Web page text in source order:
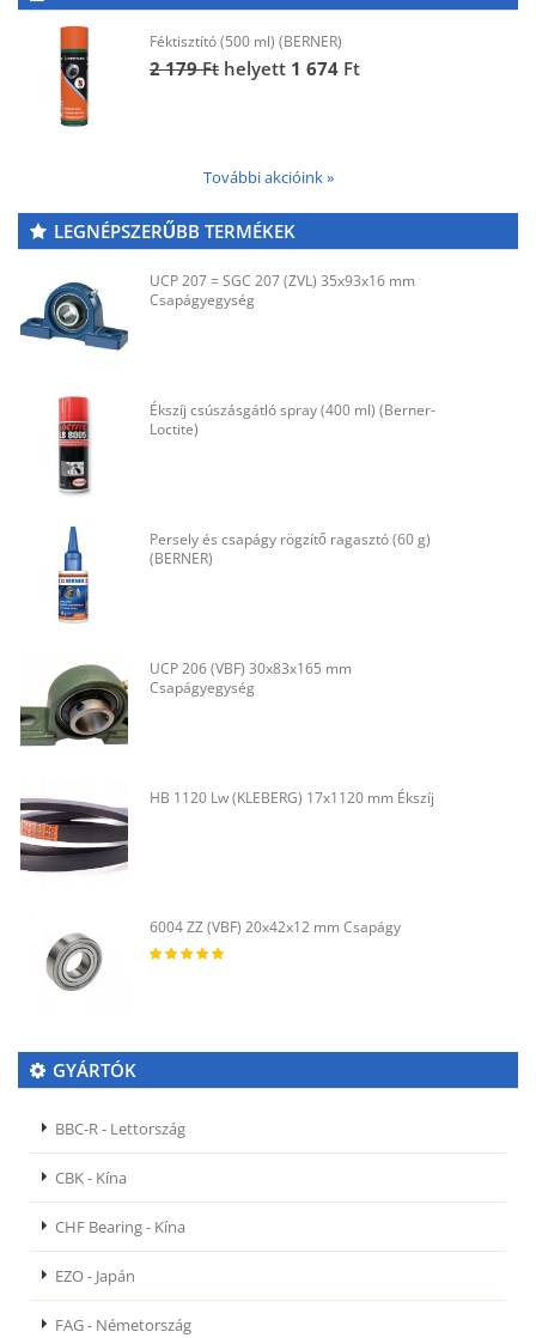
Féktisztító (500 ml) (BERNER)
2 179 Ft helyett 1 674 Ft
További akcióink »
LEGNÉPSZERŰBB TERMÉKEK
UCP 207 = SGC 207 (ZVL) 35x93x16 mm
Csapágyegység
Ékszíj csúszásgátló spray (400 ml) (Berner-
Loctite)
Persely és csapágy rögzítő ragasztó (60 g)
(BERNER)
UCP 206 (VBF) 30x83x165 mm
Csapágyegység
HB 1120 Lw (KLEBERG) 17x1120 mm Ékszíj
6004 ZZ (VBF) 20x42x12 mm Csapágy
GYÁRTÓK
BBC-R - Lettország
CBK - Kína
CHF Bearing - Kína
EZO - Japán
FAG - Németország